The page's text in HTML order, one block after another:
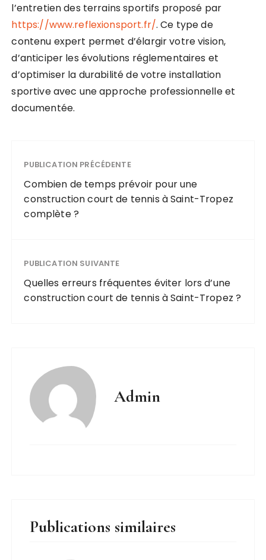
l’entretien des terrains sportifs proposé par
https://www.reflexionsport.fr/. Ce type de
contenu expert permet d’élargir votre vision,
d’anticiper les évolutions réglementaires et
d’optimiser la durabilité de votre installation
sportive avec une approche professionnelle et
documentée.
PUBLICATION PRÉCÉDENTE
Combien de temps prévoir pour une
construction court de tennis à Saint-Tropez
complète ?
PUBLICATION SUIVANTE
Quelles erreurs fréquentes éviter lors d’une
construction court de tennis à Saint-Tropez ?
Admin
Publications similaires